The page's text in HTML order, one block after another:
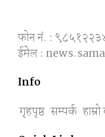
फोन नं. :
ईमेल :
Info
गृहपृष्ठ सम्पर्क